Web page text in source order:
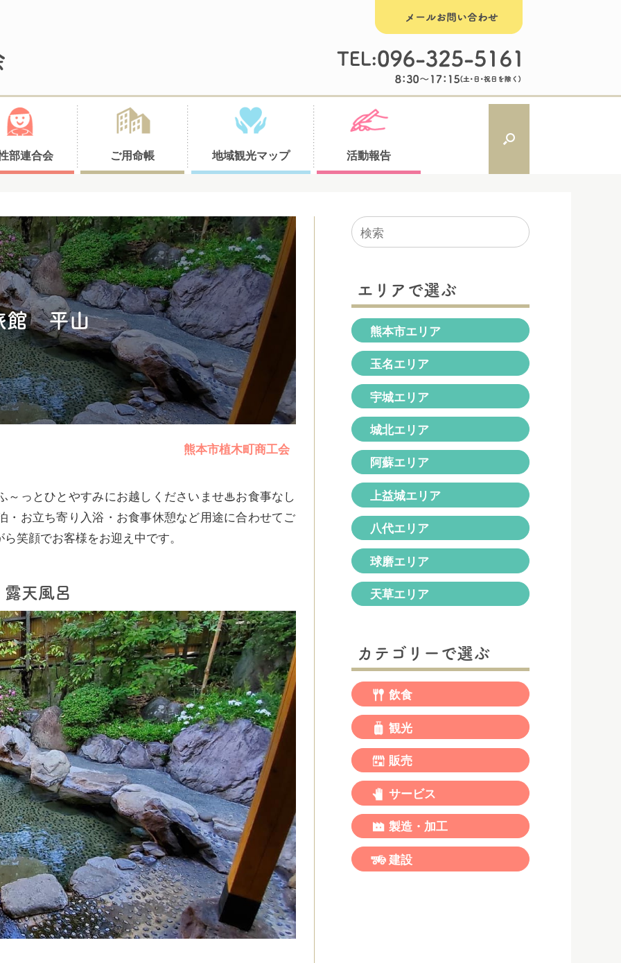
部連合会 ご用命帳 地域観光マップ 活動報告
館 平山
熊本市植木町商工会
～っとひとやすみにお越しくださいませ♨お食事なし
お立ち寄り入浴・お食事休憩など用途に合わせてご
笑顔でお客様をお迎え中です。
露天風呂
検
索
エリアで選ぶ
熊本市エリア
玉名エリア
宇城エリア
城北エリア
阿蘇エリア
上益城エリア
八代エリア
球磨エリア
天草エリア
カテゴリーで選ぶ
飲食
観光
販売
サービス
製造・加工
建設